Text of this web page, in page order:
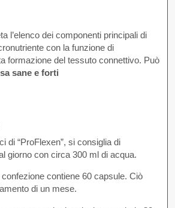
l’elenco dei componenti principali di
con la funzione di
formazione del tessuto connettivo. Può
sane e forti
di “ProFlexen”, si consiglia di
giorno con circa 300 ml di acqua.
contiene 60 capsule. Ciò
di un mese.